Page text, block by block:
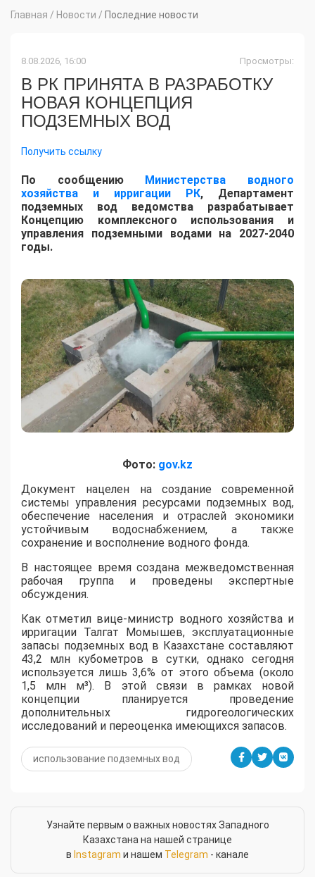
Главная / Новости / Последние новости
8.08.2026, 16:00 Просмотры:
В РК ПРИНЯТА В РАЗРАБОТКУ
НОВАЯ КОНЦЕПЦИЯ
ПОДЗЕМНЫХ ВОД
Получить ссылку
По сообщению Министерства водного
хозяйства и ирригации РК, Департамент
подземных вод ведомства разрабатывает
Концепцию комплексного использования и
управления подземными водами на 2027-2040
годы.
Фото: gov.kz
​Документ нацелен на создание современной
системы управления ресурсами подземных вод,
обеспечение населения и отраслей экономики
устойчивым водоснабжением, а также
сохранение и восполнение водного фонда.
В настоящее время создана межведомственная
рабочая группа и проведены экспертные
обсуждения.
Как отметил вице-министр водного хозяйства и
ирригации Талгат Момышев, эксплуатационные
запасы подземных вод в Казахстане составляют
43,2 млн кубометров в сутки, однако сегодня
используется лишь 3,6% от этого объема (около
1,5 млн м³). В этой связи в рамках новой
концепции планируется проведение
дополнительных гидрогеологических
исследований и переоценка имеющихся запасов.
использование подземных вод
Узнайте первым о важных новостях Западного
Казахстана на нашей странице
в Instagram и нашем Telegram - канале